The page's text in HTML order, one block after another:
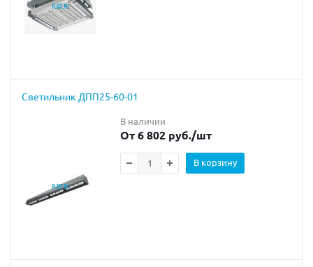
Светильник ДПП25-60-01
В наличии
От 6 802 руб./шт
В корзину